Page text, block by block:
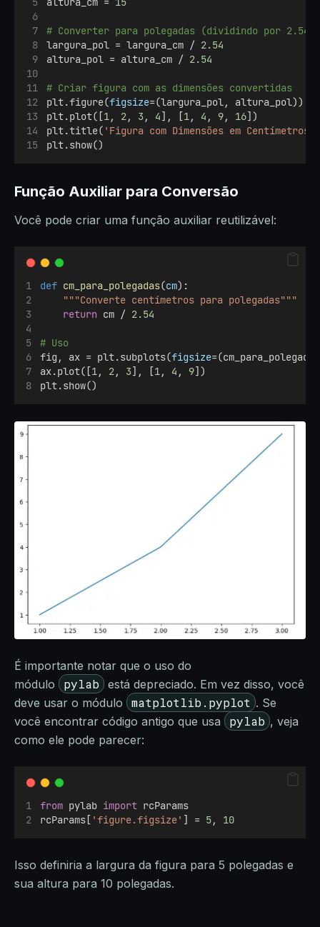
# Converter para polegadas (dividindo por 2.54)
largura_pol = largura_cm / 2.54
altura_pol = altura_cm / 2.54
# Criar figura com as dimensões convertidas
plt.figure(figsize=(largura_pol, altura_pol))
plt.plot([1, 2, 3 , 4], [1, 4 , 9, 16])
plt.title( 'Figura com Dimensões em Centímetros'
plt.show()
Função Auxiliar para Conversão
Você pode criar uma função auxiliar reutilizável:
def cm_para_polegadas(cm):
"""Converte centímetros para polegadas"""
return cm / 2.54
# Uso
fig, ax = plt.subplots(figsize
ax.plot([1, 2, 3], [1, 4 , 9])
plt.show()
É importante notar que o uso do
módulo
pylab está depreciado. Em vez disso, você
deve usar o módulo
matplotlib.pyplot . Se
você encontrar código antigo que usa
pylab , veja
como ele pode parecer:
from pylab import rcParams
rcParams[ 'figure.figsize' ] = 5, 10
Isso definiria a largura da figura para 5 polegadas e
sua altura para 10 polegadas.